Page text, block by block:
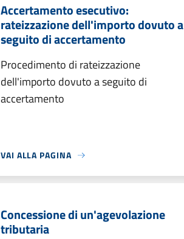
Accertamento esecutivo:
rateizzazione dell'importo dovuto a
seguito di accertamento
Procedimento di rateizzazione
dell'importo dovuto a seguito di
accertamento
VAI ALLA PAGINA
Concessione di un'agevolazione
tributaria